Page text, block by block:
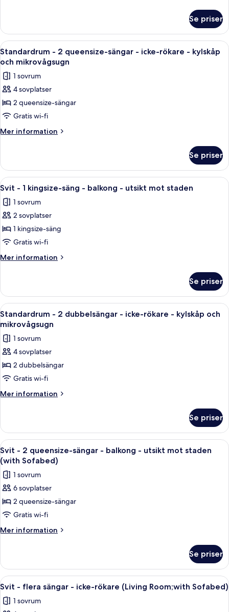
icke-
rökare
-
kylskåp
och
mikrovågsugn
-
kingsize-
säng
icke-
rökare
kylskåp
och
Se priser
Öppna
alla
foton
för
Standardrum
-
2
queensize-
icke-
rökare
-
kylskåp
och
mikrovågsugn
Ett hotellrum med en säng, ett
5
Standardrum - 2 queensize-sängar - icke-rökare - kylskåp
och mikrovågsugn
1 sovrum
4 sovplatser
2 queensize-sängar
Gratis wi-fi
Mer information
Mer
-
queensize-
icke-
-
kylskåp
mikrovågsugn
Se priser
Öppna
alla
foton
för
Svit
-
1
kingsize-
-
balkong
-
utsikt
mot
staden
Svit - 1 kingsize-säng - balkong -
5
Svit - 1 kingsize-säng - balkong - utsikt mot staden
1 sovrum
2 sovplatser
1 kingsize-säng
Gratis wi-fi
Mer information
Mer
-
kingsize-
säng
balkong
mot
staden
Se priser
Öppna
alla
foton
för
Standardrum
-
2
dubbelsängar
rökare
kylskåp
och
mikrovågsugn
Standardrum - 2 dubbelsängar -
5
Standardrum - 2 dubbelsängar - icke-rökare - kylskåp och
mikrovågsugn
1 sovrum
4 sovplatser
2 dubbelsängar
Gratis wi-fi
Mer information
Mer
-
dubbelsängar
-
icke-
rökare
och
mikrovågsugn
Se priser
Öppna
alla
foton
för
Svit
-
2
queensize-
balkong
utsikt
mot
Ett hotellrum med två sängar, en
7
Svit - 2 queensize-sängar - balkong - utsikt mot staden
(with Sofabed)
1 sovrum
6 sovplatser
2 queensize-sängar
Gratis wi-fi
Mer information
Mer
-
queensize-
Se priser
Öppna
alla
foton
Ett hotellrum med ett skrivbord, en
5
Svit - flera sängar - icke-rökare (Living Room;with Sofabed)
1 sovrum